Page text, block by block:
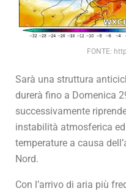
FONTE:
Sarà una struttura
durerà fino a Domenica
successivamente
instabilità atmosferica
temperature a causa
Nord.
Con l’arrivo di aria più